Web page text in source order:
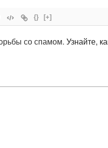
{} [+]
со спамом. Узнайте,